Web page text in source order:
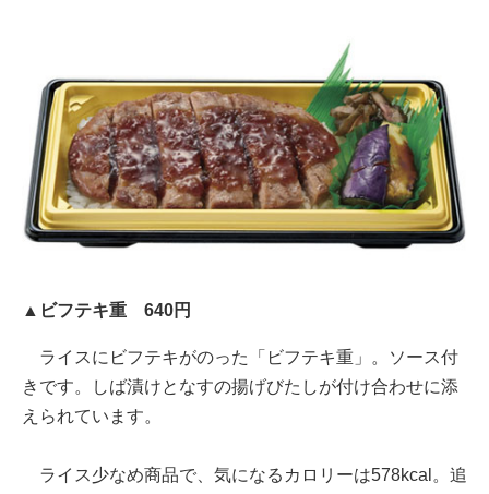
▲ビフテキ重 640円
ライスにビフテキがのった「ビフテキ重」。ソース付
きです。しば漬けとなすの揚げびたしが付け合わせに添
えられています。
ライス少なめ商品で、気になるカロリーは578kcal。追